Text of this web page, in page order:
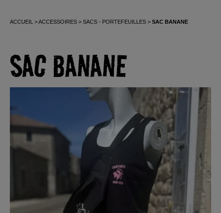
ACCUEIL ACCESSOIRES SACS - PORTEFEUILLES SAC BANANE
SAC BANANE